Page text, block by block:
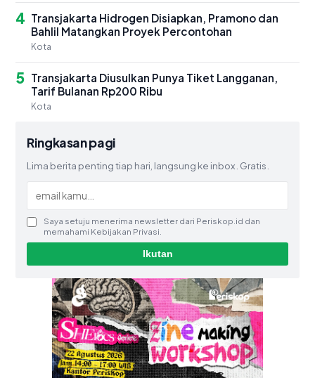
4 Transjakarta Hidrogen Disiapkan, Pramono dan
Bahlil Matangkan Proyek Percontohan
Kota
5 Transjakarta Diusulkan Punya Tiket Langganan,
Tarif Bulanan Rp200 Ribu
Kota
Ringkasan pagi
Lima berita penting tiap hari, langsung ke inbox. Gratis.
Saya setuju menerima newsletter dari Periskop.id dan
memahami Kebijakan Privasi.
Ikutan